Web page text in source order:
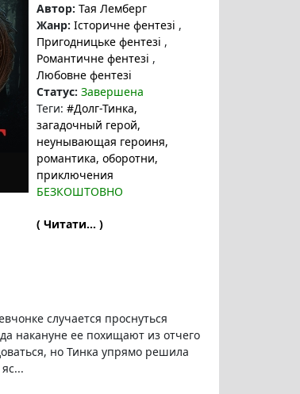
Автор: Тая Лемберг
Жанр: Історичне фентезі ,
Пригодницьке фентезі ,
Романтичне фентезі ,
Любовне фентезі
Статус: Завершена
Теги: #Долг-Тинка,
загадочный герой,
неунывающая героиня,
романтика, оборотни,
приключения
БЕЗКОШТОВНО
( Читати... )
случается проснуться
накануне ее похищают из отчего
но Тинка упрямо решила